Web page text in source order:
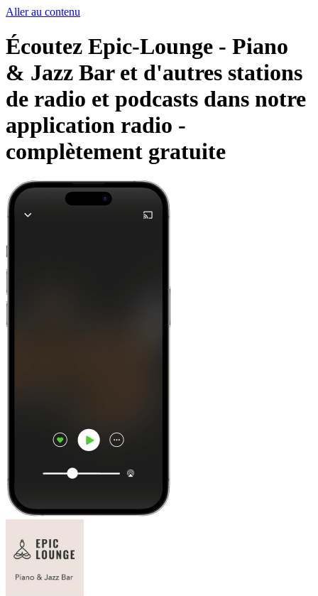
Aller au contenu
Écoutez Epic-Lounge - Piano
& Jazz Bar et d'autres stations
de radio et podcasts dans notre
application radio -
complètement gratuite